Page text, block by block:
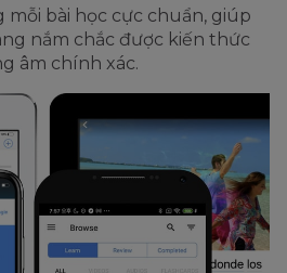
mỗi bài học cực chuẩn, giúp
nắm chắc được kiến thức
âm chính xác.